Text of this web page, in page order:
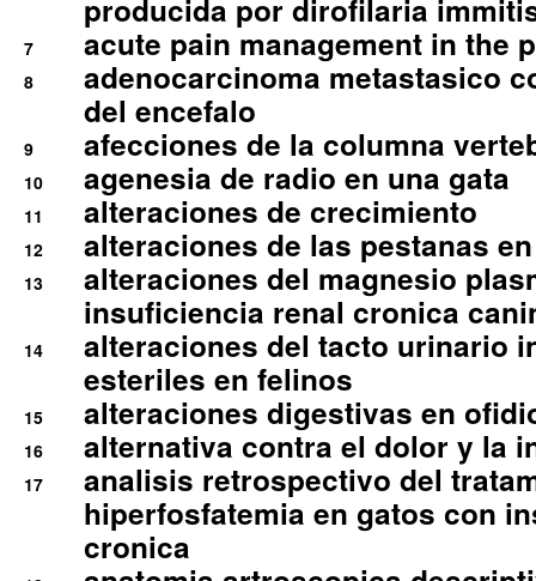
producida por dirofilaria
7 acute pain management in the
8
adenocarcinoma metastasico
del encefalo
9 afecciones de la columna
10 agenesia de radio en una gata
11 alteraciones de crecimiento
12 alteraciones de las pestanas
13
alteraciones del magnesio
insuficiencia renal cronica
14
alteraciones del tacto urinario
esteriles en felinos
15 alteraciones digestivas en
16 alternativa contra el dolor y la
17
analisis retrospectivo del
hiperfosfatemia en gatos con
cronica